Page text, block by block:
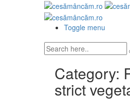
Toggle menu
Category:
strict